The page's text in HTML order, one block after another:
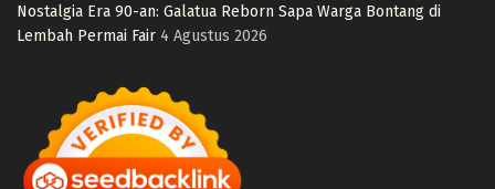
Nostalgia Era 90-an: Galatua Reborn Sapa Warga Bontang di
Lembah Permai Fair 4 Agustus 2026